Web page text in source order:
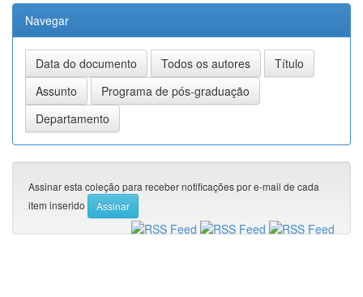
Navegar
Assinar esta coleção para receber notificações por e-mail de cada
item inserido